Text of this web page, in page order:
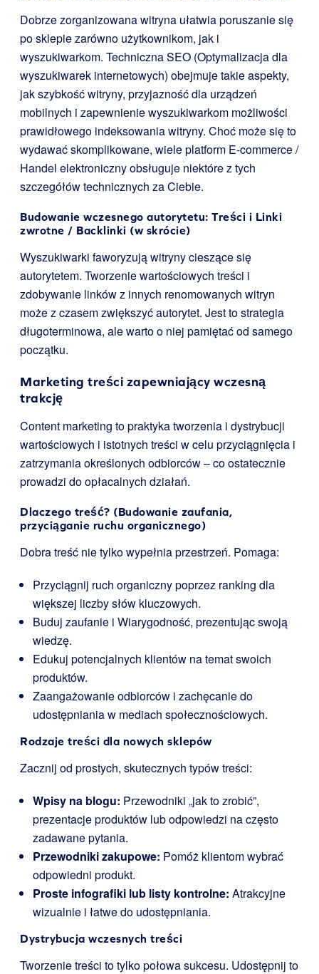
Dobrze zorganizowana witryna ułatwia poruszanie się
po sklepie zarówno użytkownikom, jak i
wyszukiwarkom. Techniczna SEO (Optymalizacja dla
wyszukiwarek internetowych) obejmuje takie aspekty,
jak szybkość witryny, przyjazność dla urządzeń
mobilnych i zapewnienie wyszukiwarkom możliwości
prawidłowego indeksowania witryny. Choć może się to
wydawać skomplikowane, wiele platform E-commerce /
Handel elektroniczny obsługuje niektóre z tych
szczegółów technicznych za Ciebie.
Budowanie wczesnego autorytetu: Treści i Linki
zwrotne / Backlinki (w skrócie)
Wyszukiwarki faworyzują witryny cieszące się
autorytetem. Tworzenie wartościowych treści i
zdobywanie linków z innych renomowanych witryn
może z czasem zwiększyć autorytet. Jest to strategia
długoterminowa, ale warto o niej pamiętać od samego
początku.
Marketing treści zapewniający wczesną
trakcję
Content marketing to praktyka tworzenia i dystrybucji
wartościowych i istotnych treści w celu przyciągnięcia i
zatrzymania określonych odbiorców – co ostatecznie
prowadzi do opłacalnych działań.
Dlaczego treść? (Budowanie zaufania,
przyciąganie ruchu organicznego)
Dobra treść nie tylko wypełnia przestrzeń. Pomaga:
Przyciągnij ruch organiczny poprzez ranking dla
większej liczby słów kluczowych.
Buduj zaufanie i Wiarygodność, prezentując swoją
wiedzę.
Edukuj potencjalnych klientów na temat swoich
produktów.
Zaangażowanie odbiorców i zachęcanie do
udostępniania w mediach społecznościowych.
Rodzaje treści dla nowych sklepów
Zacznij od prostych, skutecznych typów treści:
Wpisy na blogu: Przewodniki „jak to zrobić”,
prezentacje produktów lub odpowiedzi na często
zadawane pytania.
Przewodniki zakupowe: Pomóż klientom wybrać
odpowiedni produkt.
Proste infografiki lub listy kontrolne: Atrakcyjne
wizualnie i łatwe do udostępniania.
Dystrybucja wczesnych treści
Tworzenie treści to tylko połowa sukcesu. Udostępnij to